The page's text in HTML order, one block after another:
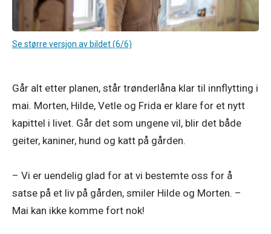
Se større versjon av bildet (6/6)
Går alt etter planen, står trønderlåna klar til innflytting i
mai. Morten, Hilde, Vetle og Frida er klare for et nytt
kapittel i livet. Går det som ungene vil, blir det både
geiter, kaniner, hund og katt på gården.
– Vi er uendelig glad for at vi bestemte oss for å
satse på et liv på gården, smiler Hilde og Morten. –
Mai kan ikke komme fort nok!